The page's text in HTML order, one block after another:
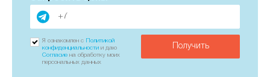
Получить
Я ознакомлен с
Политикой
конфиденциальности и даю
Согласие на обработку моих
персональных данных